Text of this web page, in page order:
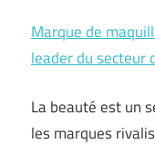
Marque de
leader du secteur
La beauté est un
les marques